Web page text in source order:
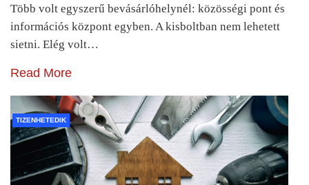
Több volt egyszerű bevásárlóhelynél: közösségi pont és
információs központ egyben. A kisboltban nem lehetett
sietni. Elég volt…
Read More
TIZENHETEDIK